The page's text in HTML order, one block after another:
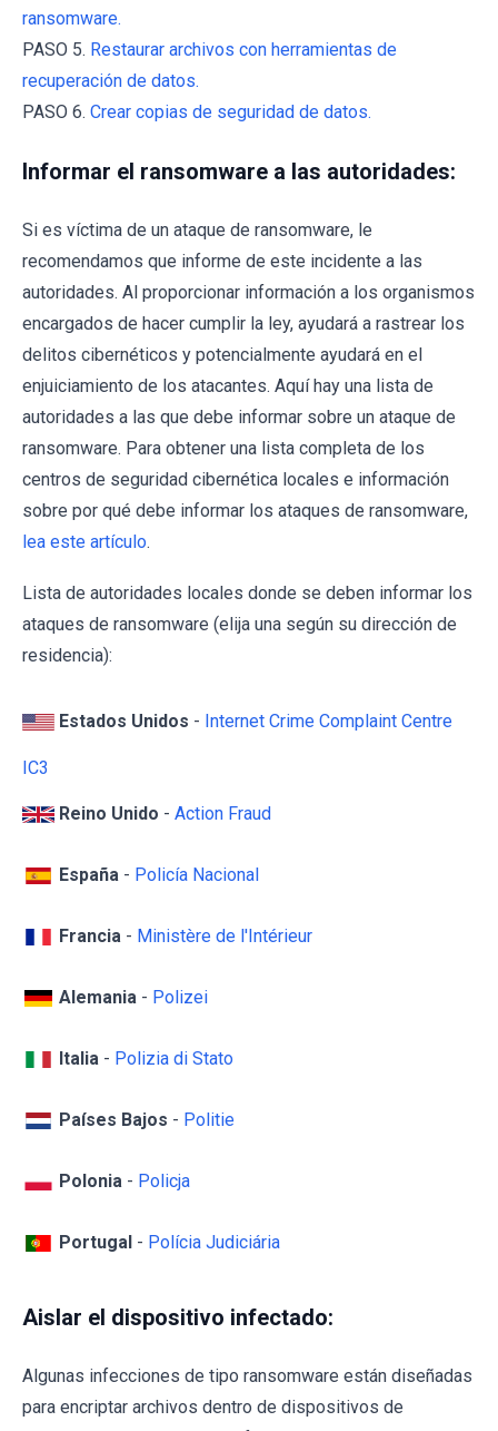
ransomware.
PASO 5. Restaurar archivos con herramientas de
recuperación de datos.
PASO 6. Crear copias de seguridad de datos.
Informar el ransomware a las autoridades:
Si es víctima de un ataque de ransomware, le
recomendamos que informe de este incidente a las
autoridades. Al proporcionar información a los organismos
encargados de hacer cumplir la ley, ayudará a rastrear los
delitos cibernéticos y potencialmente ayudará en el
enjuiciamiento de los atacantes. Aquí hay una lista de
autoridades a las que debe informar sobre un ataque de
ransomware. Para obtener una lista completa de los
centros de seguridad cibernética locales e información
sobre por qué debe informar los ataques de ransomware,
lea este artículo.
Lista de autoridades locales donde se deben informar los
ataques de ransomware (elija una según su dirección de
residencia):
Estados Unidos - Internet Crime Complaint Centre
IC3
Reino Unido - Action Fraud
España - Policía Nacional
Francia - Ministère de l'Intérieur
Alemania - Polizei
Italia - Polizia di Stato
Países Bajos - Politie
Polonia - Policja
Portugal - Polícia Judiciária
Aislar el dispositivo infectado:
Algunas infecciones de tipo ransomware están diseñadas
para encriptar archivos dentro de dispositivos de